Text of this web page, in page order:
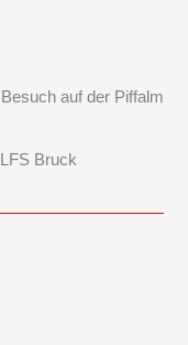
auf der Piffalm
Bruck